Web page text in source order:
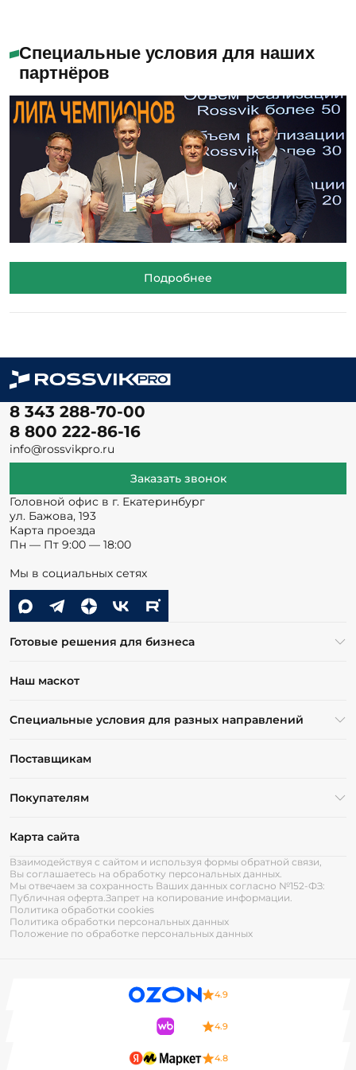
Специальные условия для наших
партнёров
Подробнее
8 343 288-70-00
8 800 222-86-16
info@rossvikpro.ru
Заказать звонок
Головной офис в г. Екатеринбург
ул. Бажова, 193
Карта проезда
Пн — Пт 9:00 — 18:00
Мы в социальных сетях
Готовые решения для бизнеса
Наш маскот
Специальные условия для разных направлений
Поставщикам
Покупателям
Карта сайта
Взаимодействуя с сайтом и используя формы обратной связи,
Вы соглашаетесь на обработку персональных данных.
Мы отвечаем за сохранность Ваших данных согласно №152-ФЗ:
Публичная оферта.Запрет на копирование информации.
Политика обработки cookies
Политика обработки персональных данных
Положение по обработке персональных данных
4.9
4.9
4.8